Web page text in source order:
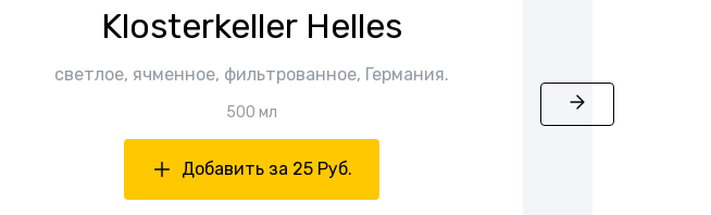
Klosterkeller Неlles
светлое, ячменное, фильтрованное, Германия.
500 мл
Добавить за 25 Руб.